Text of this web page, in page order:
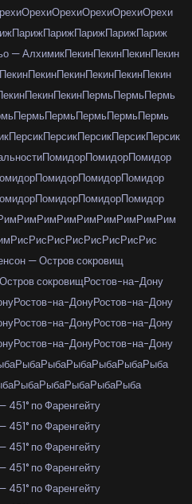
ОрехиОрехиОрехиОрехиОрехи
ПарижПарижПарижПарижПариж
— АлхимикПекинПекинПекинПекин
ПекинПекинПекинПекинПекинПекин
ПекинПекинПермьПермьПермь
ПермьПермьПермьПермьПермь
ПерсикПерсикПерсикПерсикПерсик
ПомидорПомидорПомидор
ПомидорПомидорПомидор
ПомидорПомидорПомидор
РимРимРимРимРимРимРимРим
РисРисРисРисРисРисРисРис
— Остров сокровищ
сокровищРостов-на-Дону
Ростов-на-ДонуРостов-на-Дону
Ростов-на-ДонуРостов-на-Дону
Ростов-на-ДонуРостов-на-Дону
РыбаРыбаРыбаРыбаРыбаРыба
РыбаРыбаРыбаРыбаРыба
451° по Фаренгейту
451° по Фаренгейту
451° по Фаренгейту
451° по Фаренгейту
451° по Фаренгейту